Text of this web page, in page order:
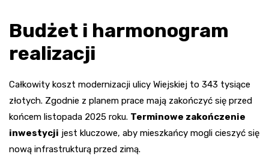
Budżet i harmonogram
realizacji
Całkowity koszt modernizacji ulicy Wiejskiej to 343 tysiące
złotych. Zgodnie z planem prace mają zakończyć się przed
końcem listopada 2025 roku. Terminowe zakończenie
inwestycji jest kluczowe, aby mieszkańcy mogli cieszyć się
nową infrastrukturą przed zimą.